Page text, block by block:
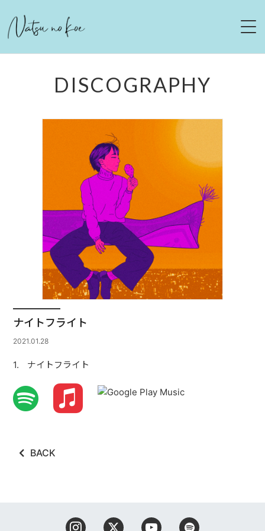
ABOUT
DISCOGRAPHY
MOVIE
CONTACT
DISCOGRAPHY
ナイトフライト
2021.01.28
ナイトフライト
BACK